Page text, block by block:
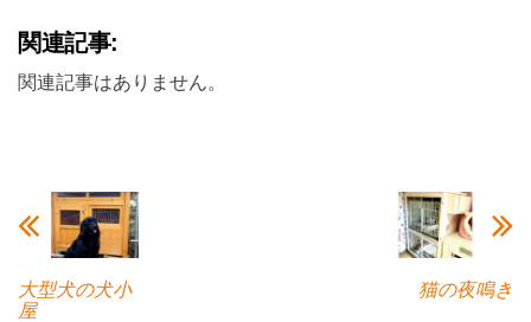
関連記事:
関連記事はありません。
大型犬の犬小
屋
猫の夜鳴き